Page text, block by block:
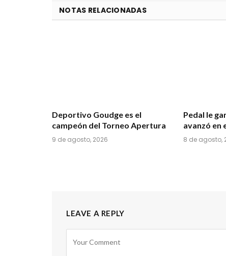
NOTAS RELACIONADAS
Deportivo Goudge es el
campeón del Torneo Apertura
9 de agosto, 2026
Pedal le
avanzó en
8 de agosto,
LEAVE A REPLY